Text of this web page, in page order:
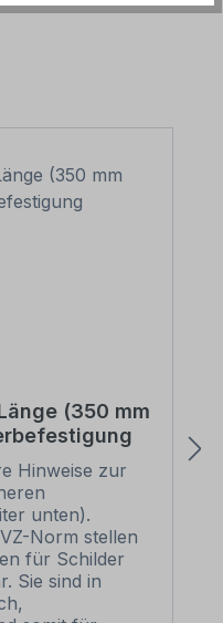
(350 mm
Hinweise zur
unten).
Norm stellen
für Schilder
Sie sind in